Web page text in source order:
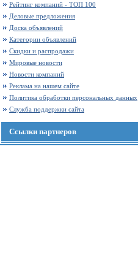
Рейтинг компаний - ТОП 100
Деловые предложения
Доска объявлений
Категории объявлений
Скидки и распродажи
Мировые новости
Новости компаний
Реклама на нашем сайте
Политика обработки персональных данных
Служба поддержки сайта
Ссылки партнеров